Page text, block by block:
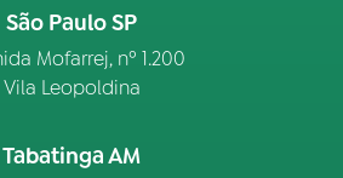
São Paulo SP
Mofarrej, nº 1.200
Vila Leopoldina
Tabatinga AM